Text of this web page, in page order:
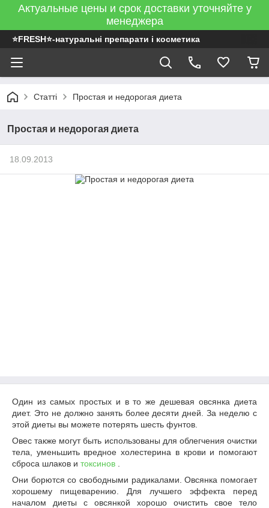
Актуальные цены и срок доставки уточняйте у
менеджера
⭐FRESH⭐-натуральні препарати і косметика
Статті Простая и недорогая диета
Простая и недорогая диета
18.09.2013
Один из самых простых и в то же дешевая овсянка диета
диет. Это не должно занять более десяти дней. За неделю с
этой диеты вы можете потерять шесть фунтов.
Овес также могут быть использованы для облегчения очистки
тела, уменьшить вредное холестерина в крови и помогают
сброса шлаков и токсинов
Они борются со свободными радикалами. Овсянка помогает
хорошему пищеварению. Для лучшего эффекта перед
началом диеты с овсянкой хорошо очистить свое тело